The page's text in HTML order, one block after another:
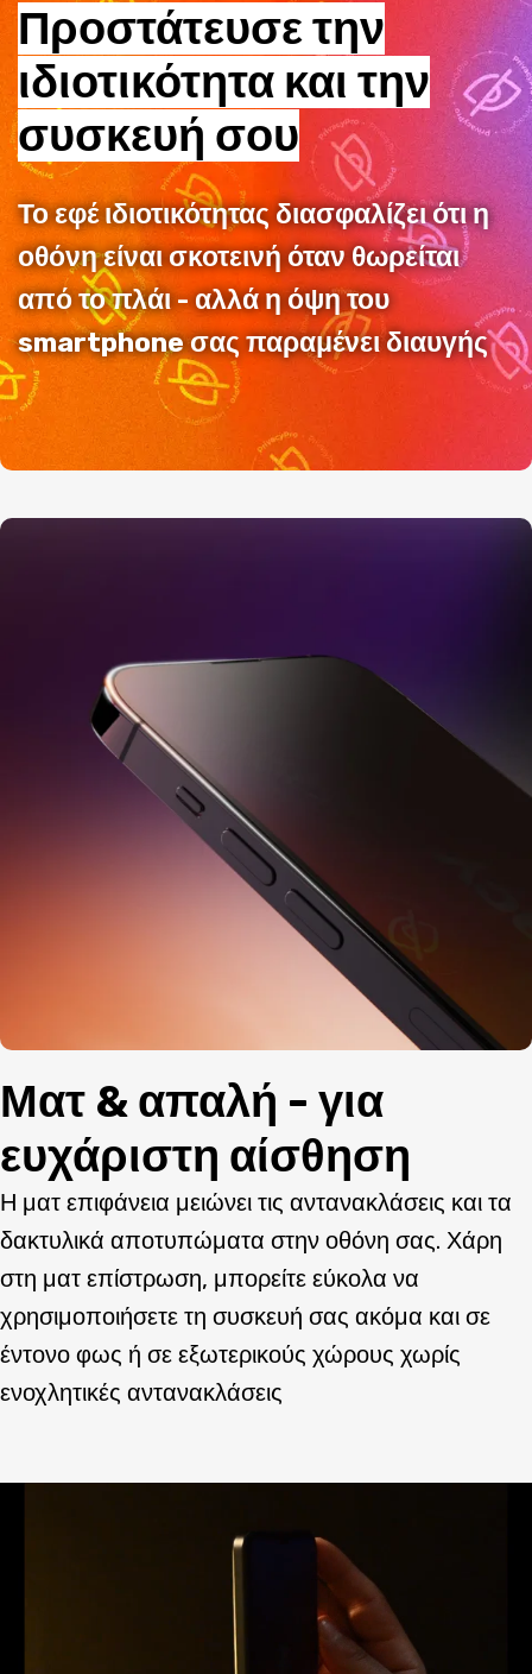
Προστάτευσε την
ιδιοτικότητα και την
συσκευή σου
Το εφέ ιδιοτικότητας διασφαλίζει ότι η
οθόνη είναι σκοτεινή όταν θωρείται
από το πλάι - αλλά η όψη του
smartphone σας παραμένει διαυγής
Ματ & απαλή - για
ευχάριστη αίσθηση
Η ματ επιφάνεια μειώνει τις αντανακλάσεις και τα
δακτυλικά αποτυπώματα στην οθόνη σας. Χάρη
στη ματ επίστρωση, μπορείτε εύκολα να
χρησιμοποιήσετε τη συσκευή σας ακόμα και σε
έντονο φως ή σε εξωτερικούς χώρους χωρίς
ενοχλητικές αντανακλάσεις